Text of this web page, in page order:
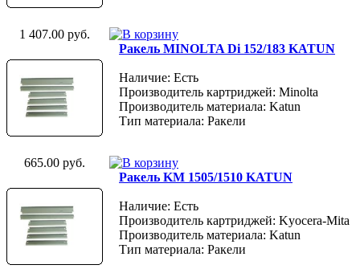
1 407.00 руб.
Ракель MINOLTA Di 152/183 KATUN
Наличие: Есть
Производитель картриджей: Minolta
Производитель материала: Katun
Тип материала: Ракели
665.00 руб.
Ракель KM 1505/1510 KATUN
Наличие: Есть
Производитель картриджей: Kyocera-Mita
Производитель материала: Katun
Тип материала: Ракели